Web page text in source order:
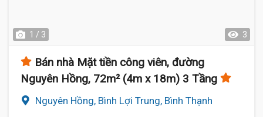
1 / 3 3
Bán nhà Mặt tiền công viên, đường
Nguyên Hồng, 72m² (4m x 18m) 3 Tầng
Nguyên Hồng, Bình Lợi Trung, Bình Thạnh